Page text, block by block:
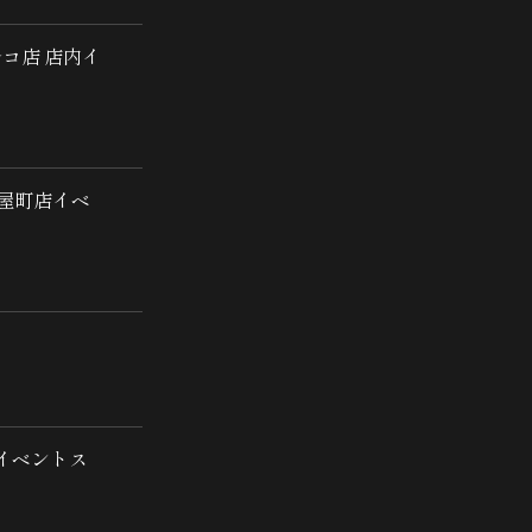
店 店内イ
町店イベ
ベントス